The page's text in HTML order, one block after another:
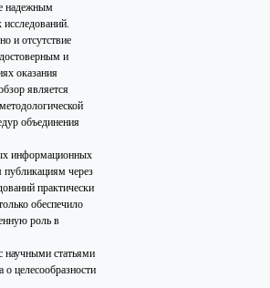
надежным
исследований.
и отсутствие
и
оказания
является
объединения
информационных
публикациям через
практически
обеспечило
роль в
научными статьями
целесообразности